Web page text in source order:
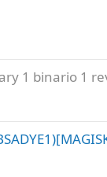
1 binario 1